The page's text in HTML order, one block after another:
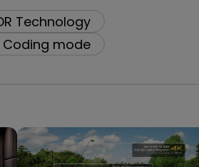
Technology
Coding mode